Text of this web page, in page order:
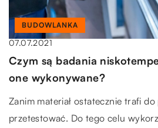
BUDOWLANKA
07.07.2021
Czym są badania
one wykonywane?
Zanim materiał ostatecznie trafi
przetestować. Do tego celu